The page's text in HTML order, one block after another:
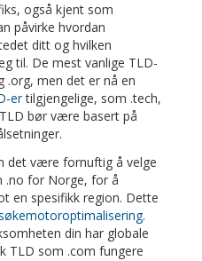
også kjent som
påvirke hvordan
ditt og hvilken
til. De mest vanlige TLD-
.org, men det er nå en
ertilgjengelige, som .tech,
bør være basert på
det være fornuftig å velge
.no for Norge, for å
en spesifikk region. Dette
.
din har globale
TLD som .com fungere